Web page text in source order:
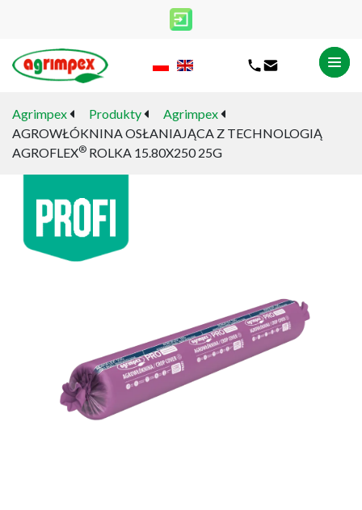
Agrimpex Produkty
Agrimpex
AGROWŁÓKNINA OSŁANIAJĄCA Z TECHNOLOGIĄ
AGROFLEX® ROLKA 15.80X250 25G